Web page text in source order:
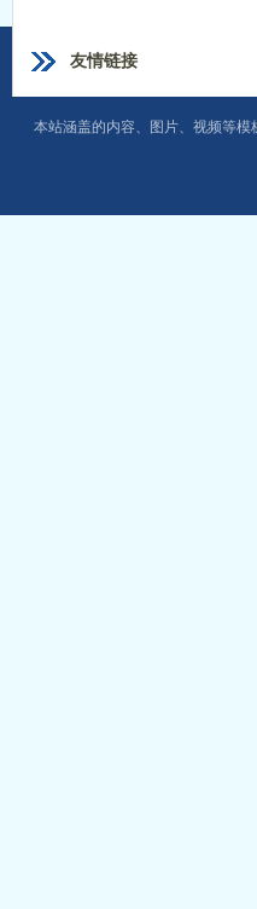
友情链接
本站涵盖的内容、图片、视频等